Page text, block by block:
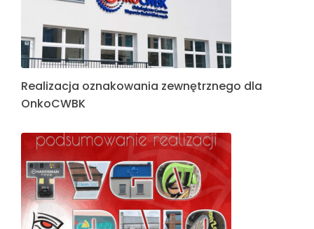
Realizacja oznakowania zewnętrznego dla
OnkoCWBK